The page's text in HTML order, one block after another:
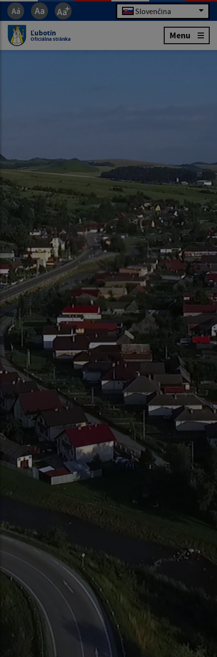
Slovenčina
Ľubotín
Oficiálna stránka Menu